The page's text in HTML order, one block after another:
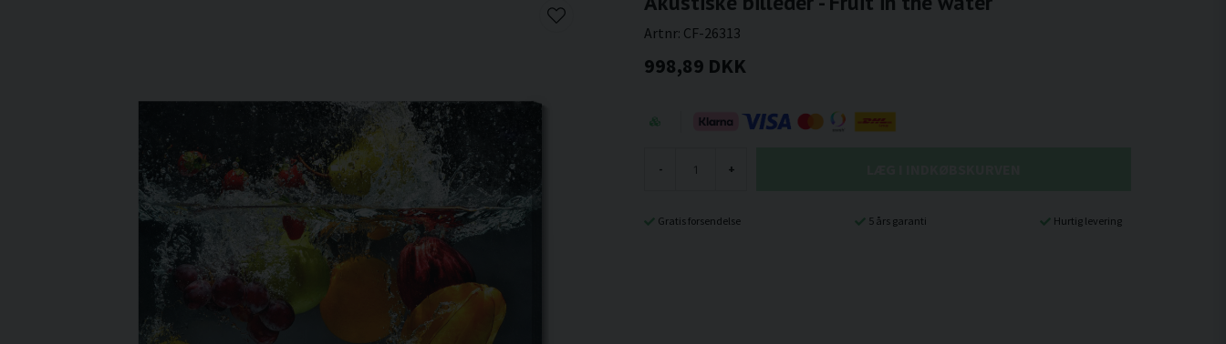
Artnr: CF-26313
998,89 DKK
- +
Gratis forsendelse 5 års garanti Hurtig levering